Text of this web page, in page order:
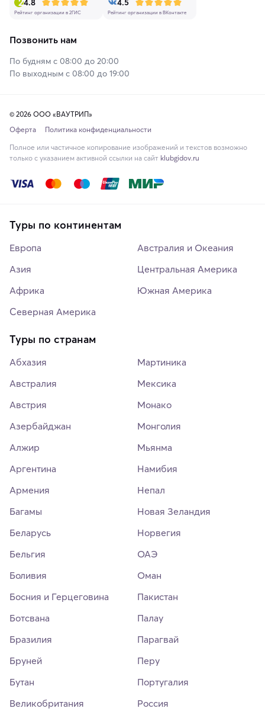
4.8
Рейтинг организации в 2ГИС
4.5
Рейтинг организации в ВКонтакте
Позвонить нам
По будням с 08:00 до 20:00
По выходным с 08:00 до 19:00
© 2026 ООО «ВАУТРИП»
Оферта
Политика конфиденциальности
Полное или частичное копирование изображений и текстов возможно
только с указанием активной ссылки на сайт klubgidov.ru
Туры по континентам
Европа
Азия
Африка
Северная Америка
Австралия и Океания
Центральная Америка
Южная Америка
Туры по странам
Абхазия
Австралия
Австрия
Азербайджан
Алжир
Аргентина
Армения
Багамы
Беларусь
Бельгия
Боливия
Босния и Герцеговина
Ботсвана
Бразилия
Бруней
Бутан
Великобритания
Мартиника
Мексика
Монако
Монголия
Мьянма
Намибия
Непал
Новая Зеландия
Норвегия
ОАЭ
Оман
Пакистан
Палау
Парагвай
Перу
Португалия
Россия